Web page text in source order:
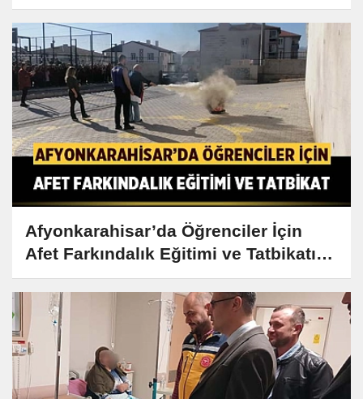
Afyonkarahisar’da Öğrenciler İçin
Afet Farkındalık Eğitimi ve Tatbikatı
Düzenlendi